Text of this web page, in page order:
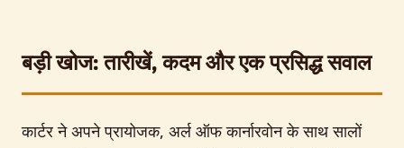
बड़ी खोज: तारीखें, कदम और एक प्रसिद्ध सवाल
कार्टर ने अपने प्रायोजक, अर्ल ऑफ कार्नारवोन के साथ सालों